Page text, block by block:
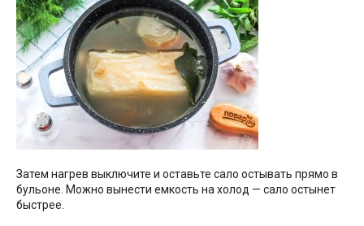
Затем нагрев выключите и оставьте сало остывать прямо в
бульоне. Можно вынести емкость на холод — сало остынет
быстрее.